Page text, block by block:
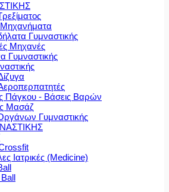
Μηχανήματα
Γυμναστικής
Μηχανές
Γυμναστικής
Πάγκου - Βάσεις Βαρών
Μασάζ
Γυμναστικής
Ιατρικές (Medicine)